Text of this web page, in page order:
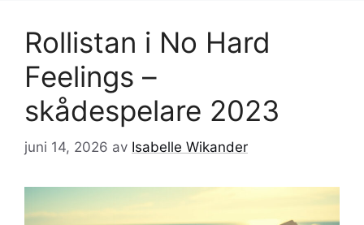
Rollistan i No Hard
Feelings –
skådespelare 2023
juni 14, 2026 av Isabelle Wikander